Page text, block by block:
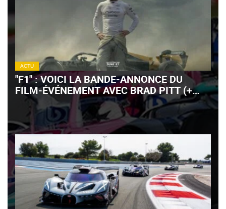
ACTU
"F1" : VOICI LA BANDE-ANNONCE DU
FILM-ÉVÉNEMENT AVEC BRAD PITT (+
VIDÉO)